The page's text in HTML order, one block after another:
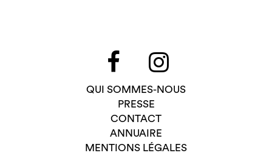
QUI SOMMES-NOUS
PRESSE
CONTACT
ANNUAIRE
MENTIONS LÉGALES